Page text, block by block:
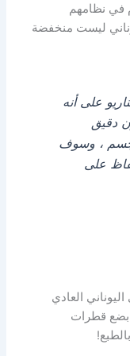
في نظامهم
ليست منخفضة
على أنه
دقيق
، وسوف
على
اليوناني العادي
بضع قطرات